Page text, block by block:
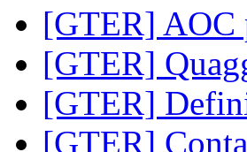
[GTER] AOC
[GTER]
[GTER]
[GTER]